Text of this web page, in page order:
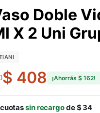
Doble
X 2 Uni
$ 408 ¡Ahorrás $ 162!
sin recargode$ 34